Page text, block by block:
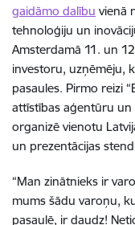
gaidāmo dalību vienā
tehnoloģiju un
Amsterdamā 11. un
investoru, uzņēmēju,
pasaules. Pirmo reizi
attīstības aģentūru un
organizē vienotu
un prezentācijas
“Man zinātnieks ir
mums šādu varoņu,
pasaulē, ir daudz!